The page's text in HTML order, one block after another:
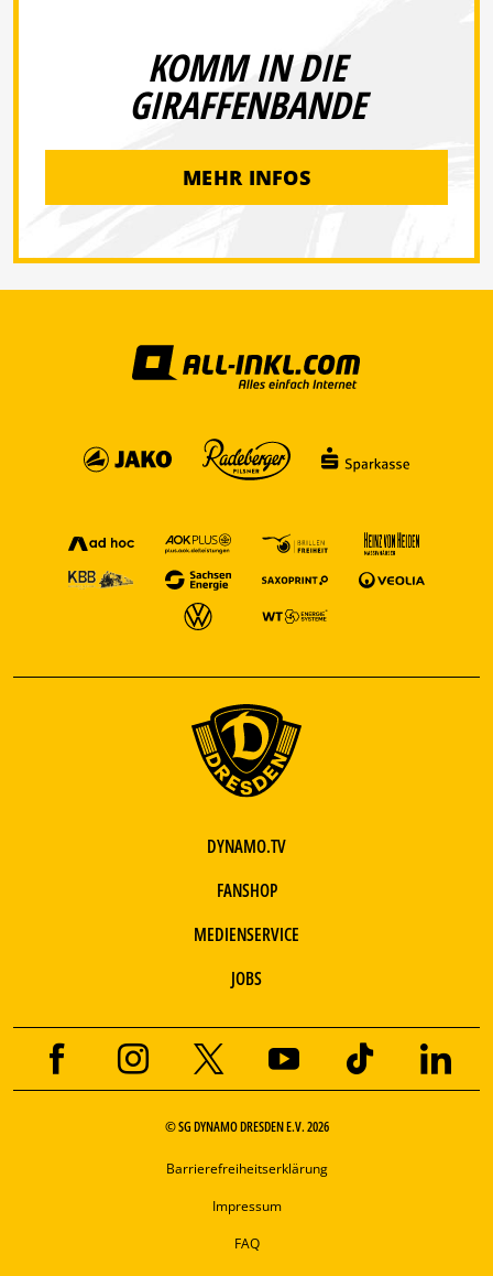
KOMM IN DIE
GIRAFFENBANDE
MEHR INFOS
DYNAMO.TV
FANSHOP
MEDIENSERVICE
JOBS
© SG DYNAMO DRESDEN E.V. 2026
Barrierefreiheitserklärung
Impressum
FAQ